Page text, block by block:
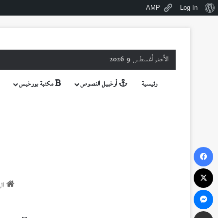
نبذةLog In
AMP
الأحد, أغسطس 9 2026
رئيسية أرخبيل النصوص مكتبة بورخيس